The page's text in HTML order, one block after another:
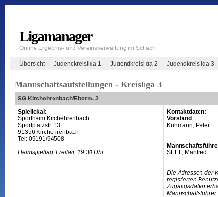
Ligamanager
Online Ergebnis- und Vereinsverwaltung im Schach
Übersicht Jugendkreisliga 1 Jugendkreisliga 2 Jugendkreisliga 3
Mannschaftsaufstellungen - Kreisliga 3
SG Kirchehrenbach/Eberm. 2
Spiellokal:
Sportheim Kirchehrenbach
Sportplatzstr. 13
91356 Kirchehrenbach
Tel: 09191/94508
Heimspieltag: Freitag, 19:30 Uhr.
Kontaktdaten:
Vorstand
Kuhmann, Peter
SEEL, Manfred
Die Adressen der
registierten
Zugangsdaten
Mannschaftsführer.